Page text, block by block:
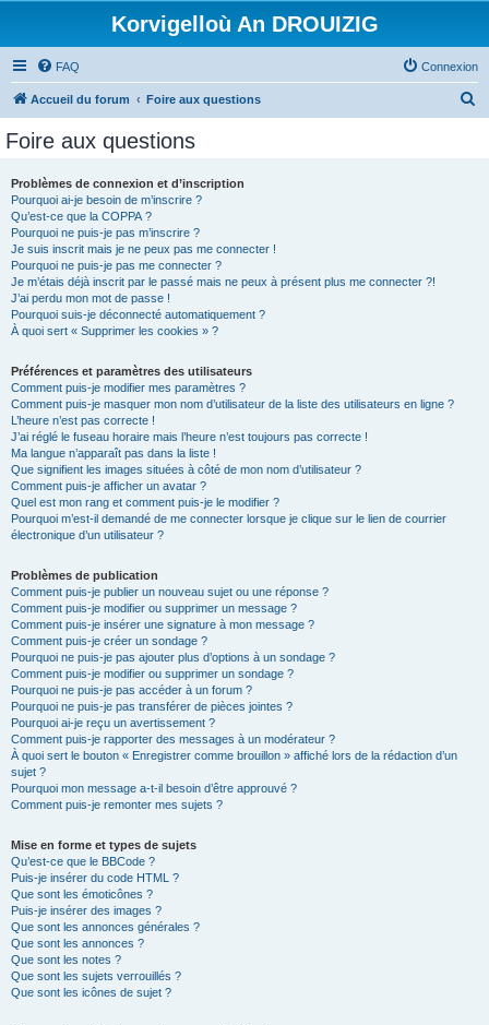
Korvigelloù An DROUIZIG
FAQ Connexion
Accueil du forum Foire aux questions
Foire aux questions
Problèmes de connexion et d’inscription
Pourquoi ai-je besoin de m’inscrire ?
Qu’est-ce que la COPPA ?
Pourquoi ne puis-je pas m’inscrire ?
Je suis inscrit mais je ne peux pas me connecter !
Pourquoi ne puis-je pas me connecter ?
Je m’étais déjà inscrit par le passé mais ne peux à présent plus me connecter ?!
J’ai perdu mon mot de passe !
Pourquoi suis-je déconnecté automatiquement ?
À quoi sert « Supprimer les cookies » ?
Préférences et paramètres des utilisateurs
Comment puis-je modifier mes paramètres ?
Comment puis-je masquer mon nom d’utilisateur de la liste des utilisateurs en ligne ?
L’heure n’est pas correcte !
J’ai réglé le fuseau horaire mais l’heure n’est toujours pas correcte !
Ma langue n’apparaît pas dans la liste !
Que signifient les images situées à côté de mon nom d’utilisateur ?
Comment puis-je afficher un avatar ?
Quel est mon rang et comment puis-je le modifier ?
Pourquoi m’est-il demandé de me connecter lorsque je clique sur le lien de courrier
électronique d’un utilisateur ?
Problèmes de publication
Comment puis-je publier un nouveau sujet ou une réponse ?
Comment puis-je modifier ou supprimer un message ?
Comment puis-je insérer une signature à mon message ?
Comment puis-je créer un sondage ?
Pourquoi ne puis-je pas ajouter plus d’options à un sondage ?
Comment puis-je modifier ou supprimer un sondage ?
Pourquoi ne puis-je pas accéder à un forum ?
Pourquoi ne puis-je pas transférer de pièces jointes ?
Pourquoi ai-je reçu un avertissement ?
Comment puis-je rapporter des messages à un modérateur ?
À quoi sert le bouton « Enregistrer comme brouillon » affiché lors de la rédaction d’un
sujet ?
Pourquoi mon message a-t-il besoin d’être approuvé ?
Comment puis-je remonter mes sujets ?
Mise en forme et types de sujets
Qu’est-ce que le BBCode ?
Puis-je insérer du code HTML ?
Que sont les émoticônes ?
Puis-je insérer des images ?
Que sont les annonces générales ?
Que sont les annonces ?
Que sont les notes ?
Que sont les sujets verrouillés ?
Que sont les icônes de sujet ?